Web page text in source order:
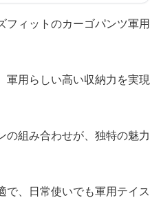
フィットのカーゴパンツ軍用
軍用らしい高い収納力を実現
の組み合わせが、独特の魅力
で、日常使いでも軍用テイス